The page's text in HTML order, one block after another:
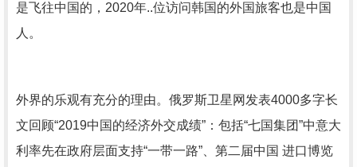
是飞往中国的，2020年..位访问韩国的外国旅客也是中国
人。
外界的乐观有充分的理由。俄罗斯卫星网发表4000多字长
文回顾“2019中国的经济外交成绩”：包括“七国集团”中意大
利率先在政府层面支持“一带一路”、第二届中国 进口博览